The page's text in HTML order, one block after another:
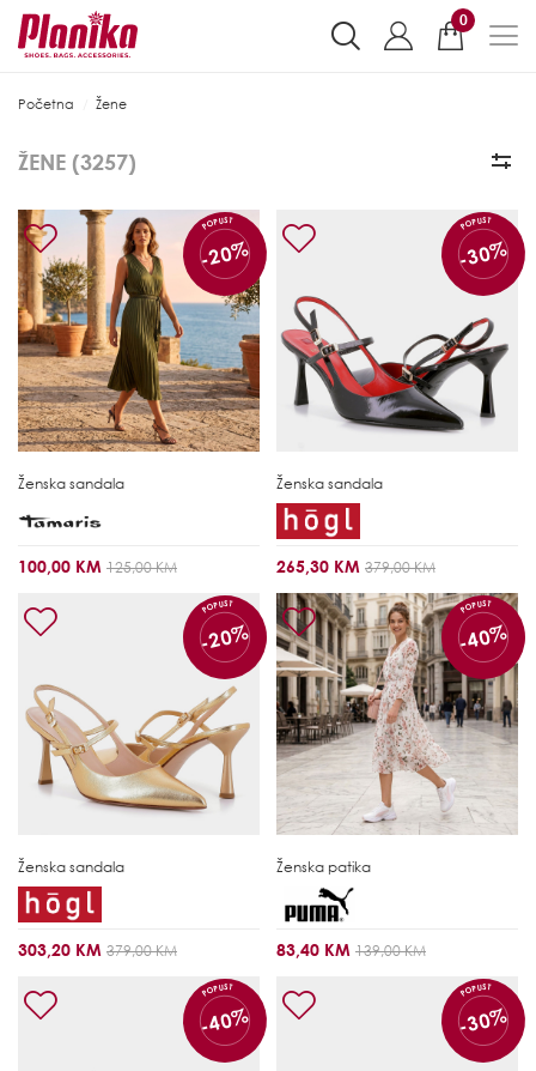
0
Početna Žene
ŽENE (3257)
POPUST
-20%
Ženska sandala
100,00 KM 125,00 KM
POPUST
-30%
Ženska sandala
265,30 KM 379,00 KM
POPUST
-20%
Ženska sandala
303,20 KM 379,00 KM
POPUST
-40%
Ženska patika
83,40 KM 139,00 KM
POPUST
-40%
POPUST
-30%